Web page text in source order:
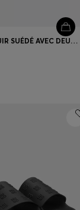
MULES EN CUIR SUÉDÉ AVEC DEUX BRIDES À BOUCLES